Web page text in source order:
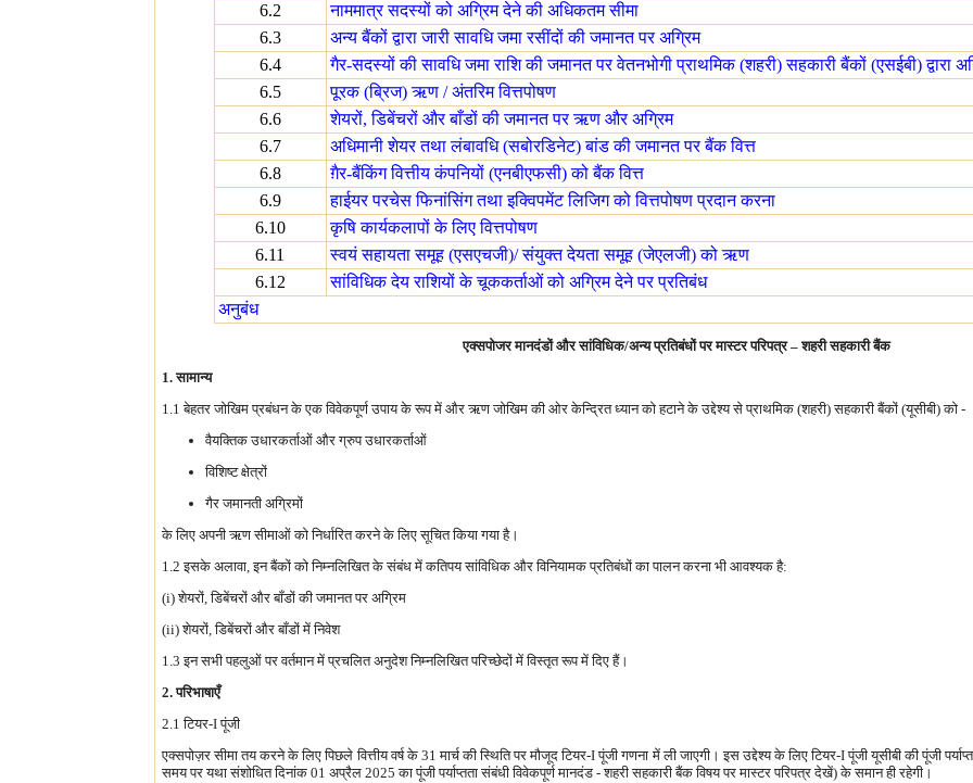
6.2
नाममात्र सदस्यों को अग्रिम देने की अधिकतम सीमा
6.3
अन्य बैंकों द्वारा जारी सावधि जमा रसींदों की जमानत पर अग्रिम
6.4
गैर-सदस्यों की सावधि जमा राशि की जमानत पर वेतनभोगी प्राथमिक (शहरी) सहकारी बैंकों (एसईबी) द्वारा
6.5
पूरक (ब्रिज) ऋण / अंतरिम वित्तपोषण
6.6
शेयरों, डिबेंचरों और बाँडों की जमानत पर ऋण और अग्रिम
6.7
अधिमानी शेयर तथा लंबावधि (सबोरडिनेट) बांड की जमानत पर बैंक वित्त
6.8
ग़ैर-बैंकिंग वित्तीय कंपनियों (एनबीएफसी) को बैंक वित्त
6.9
हाईयर परचेस फिनांसिंग तथा इक्विपमेंट लिजिग को वित्तपोषण प्रदान करना
6.10
कृषि कार्यकलापों के लिए वित्तपोषण
6.11
स्वयं सहायता समूह (एसएचजी)/ संयुक्त देयता समूह (जेएलजी) को ऋण
6.12
सांविधिक देय राशियों के चूककर्ताओं को अग्रिम देने पर प्रतिबंध
अनुबंध
एक्सपोजर मानदंडों और सांविधिक/अन्य प्रतिबंधों पर मास्टर परिपत्र – शहरी सहकारी बैंक
1. सामान्य
1.1 बेहतर जोखिम प्रबंधन के एक विवेकपूर्ण उपाय के रूप में और ऋण जोखिम की ओर केन्द्रित ध्यान को हटाने के उद्देश्य से प्राथमिक (शहरी) सहकारी बैंकों (यूसीबी) को -
वैयक्तिक उधारकर्ताओं और ग्रुप उधारकर्ताओं
विशिष्ट क्षेत्रों
गैर जमानती अग्रिमों
के लिए अपनी ऋण सीमाओं को निर्धारित करने के लिए सूचित किया गया है।
1.2 इसके अलावा, इन बैंकों को निम्नलिखित के संबंध में कतिपय सांविधिक और विनियामक प्रतिबंधों का पालन करना भी आवश्यक है:
(i) शेयरों, डिबेंचरों और बाँडों की जमानत पर अग्रिम
(ii) शेयरों, डिबेंचरों और बाँडों में निवेश
1.3 इन सभी पहलुओं पर वर्तमान में प्रचलित अनुदेश निम्नलिखित परिच्छेदों में विस्तृत रूप में दिए हैं।
2. परिभाषाएँ
2.1 टियर-I पूंजी
एक्सपोज़र सीमा तय करने के लिए पिछले वित्तीय वर्ष के 31 मार्च की स्थिति पर मौजूद टियर-I पूंजी गणना में ली जाएगी। इस उद्देश्य के लिए टियर-I पूंजी यूसीबी की पूंजी
समय पर यथा संशोधित दिनांक 01 अप्रैल 2025 का पूंजी पर्याप्तता संबंधी विवेकपूर्ण मानदंड - शहरी सहकारी बैंक विषय पर मास्टर परिपत्र देखें) के समान ही रहेगी।